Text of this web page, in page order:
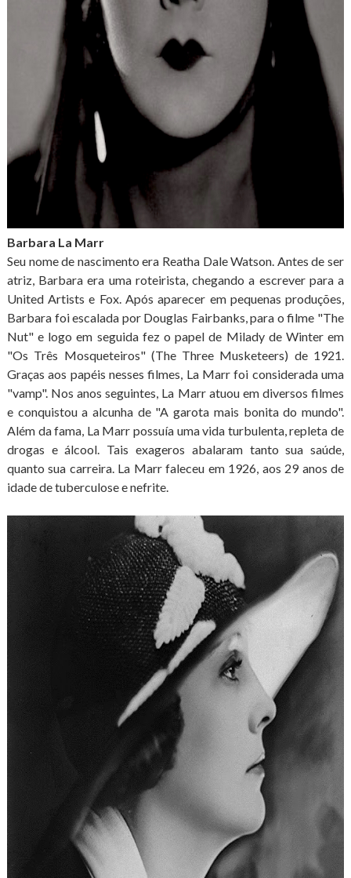
Barbara La Marr
Seu nome de nascimento era Reatha Dale Watson. Antes de ser
atriz, Barbara era uma roteirista, chegando a escrever para a
United Artists e Fox. Após aparecer em pequenas produções,
Barbara foi escalada por Douglas Fairbanks, para o filme "The
Nut" e logo em seguida fez o papel de Milady de Winter em
"Os Três Mosqueteiros" (The Three Musketeers) de 1921.
Graças aos papéis nesses filmes, La Marr foi considerada uma
"vamp". Nos anos seguintes, La Marr atuou em diversos filmes
e conquistou a alcunha de "A garota mais bonita do mundo".
Além da fama, La Marr possuía uma vida turbulenta, repleta de
drogas e álcool. Tais exageros abalaram tanto sua saúde,
quanto sua carreira. La Marr faleceu em 1926, aos 29 anos de
idade de tuberculose e nefrite.